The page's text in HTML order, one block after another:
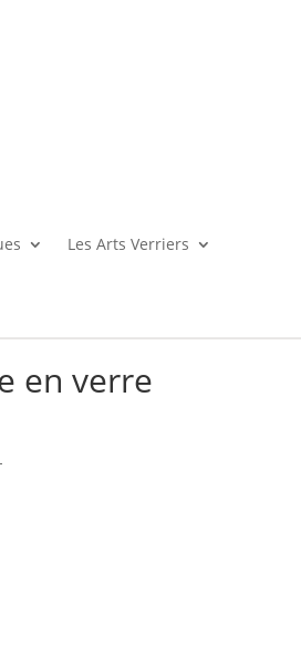
Les Arts Verriers
en verre